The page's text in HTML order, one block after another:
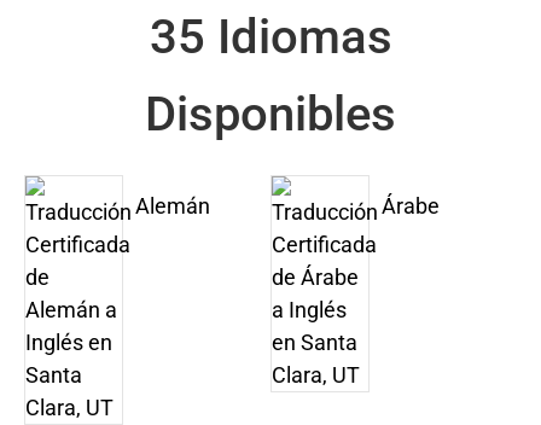
35 Idiomas
Disponibles
Alemán Árabe